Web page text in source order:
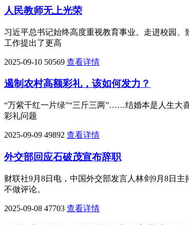
人民教师无上光荣
习近平总书记始终高度重视教育事业。走进校园
工作提出了更高
2025-09-10 50569 查看详情
遏制农村高额彩礼，该如何发力？
“万紫千红一片绿”“三斤三两”……结婚本是人生大
彩礼问题
2025-09-09 49892 查看详情
外交部回应石破茂宣布辞职
财联社9月8日电，中国外交部发言人林剑9月8日
不做评论。
2025-09-08 47703 查看详情